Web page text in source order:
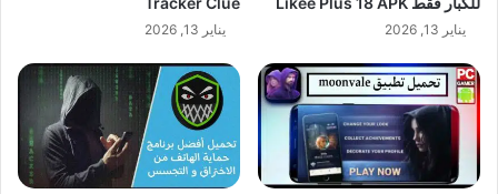
يناير 13, 2026 يناير 13, 2026